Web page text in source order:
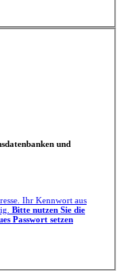
Ihr Kennwort aus
Bitte nutzen Sie die
Passwort setzen